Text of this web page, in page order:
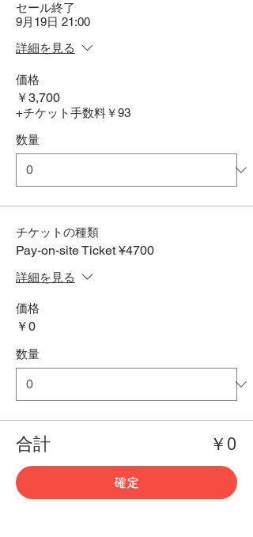
セール終了
9月19日 21:00
詳細を見る
価格
￥3,700
+チケット手数料￥93
数量
チケットの種類
Pay-on-site Ticket ¥4700
詳細を見る
価格
￥0
数量
合計 ￥0
確定